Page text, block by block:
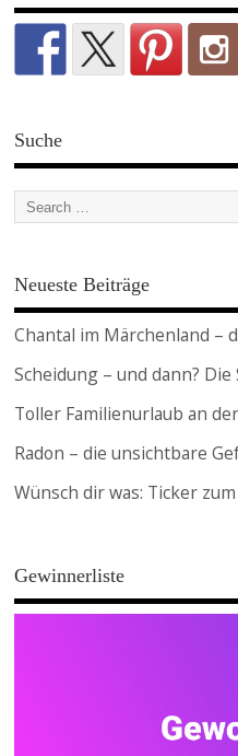
Suche
Neueste Beiträge
Chantal im Märchenland –
Scheidung – und dann?
Toller Familienurlaub an
Radon – die unsichtbare
Wünsch dir was: Ticker
Gewinnerliste